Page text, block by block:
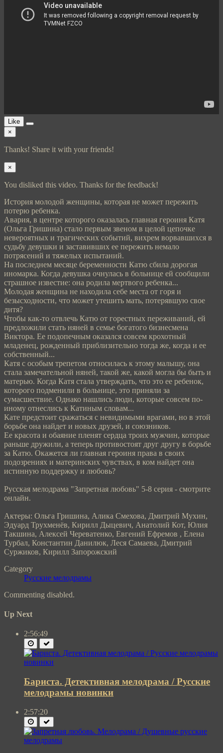
Like
×
Thanks! Share it with your friends!
×
You disliked this video. Thanks for the feedback!
История молодой женщины, которая не может пережить
потерю ребенка.
Авария, в центре которого оказалась главная героиня Катя
(Ольга Гришина) стало первым звеном в целой цепочке
невероятных и трагических событий, вихрем ворвавшихся в
судьбу девушки и заставивших ее пережить немало
потрясений и тяжелых испытаний.
На последнем месяце беременности Катю сбила дорогая
иномарка. Когда девушка очнулась в больнице ей сообщили
страшное известие: она родила мертвого ребенка...
Молодая женщина не находила себе места от горя и
безысходности, что может утешить мать, потерявшую свое
дитя?
Чтобы как-то отвлечь Катю от горестных переживаний, ей
предложили стать няней в семье богатого бизнесмена
Виктора. Ее подопечным оказался совсем крохотный
младенец, рожденный приблизительно тогда же, когда и ее
собственный...
Катя с особым трепетом относилась к этому малышу, она
стала замечательной няней, такой же, какой могла бы быть и
матерью. Когда Катя стала утверждать, что это ее ребенок,
которого подменили в больнице, это приняли за
сумасшествие. Однако нашлись люди, которые совсем по-
иному отнеслись к Катиным словам...
Кате предстоит сражаться с невидимыми врагами, но в этой
борьбе она найдет и новых друзей, и союзников.
Ее красота и обаяние пленят сердца троих мужчин, которые
раньше дружили, а теперь противостоят друг другу в борьбе
за Катю. Окажется ли главная героиня права в своих
подозрениях и материнских чувствах, в ком найдет она
истинную поддержку и любовь?
Русская мелодрама "Запретная любовь" 5-8 серия - смотрите
онлайн.
Актеры: Ольга Гришина, Алика Смехова, Дмитрий Мухин,
Эдуард Трухменёв, Кирилл Дыцевич, Анатолий Кот, Юлия
Такшина, Алексей Череватенко, Евгений Ефремов , Елена
Турбал, Константин Данилюк, Леся Самаева, Дмитрий
Суржиков, Кирилл Запорожский
Category
Русские мелодрамы
Commenting disabled.
Up Next
2:56:49
Бариста. Детективная мелодрама / Русские
мелодрамы новинки
2:57:20